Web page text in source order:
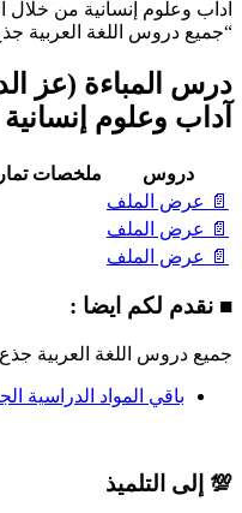
آداب وعلوم إنسانية من
“جميع دروس اللغة العربية
درس المباءة (عز
آداب وعلوم إنسانية
دروس ملخصات
📄 عرض الملف
📄 عرض الملف
📄 عرض الملف
■ نقدم لكم ايضا :
جميع دروس اللغة العربية
باقي المواد الدراسية
💯 إلى التلميذ